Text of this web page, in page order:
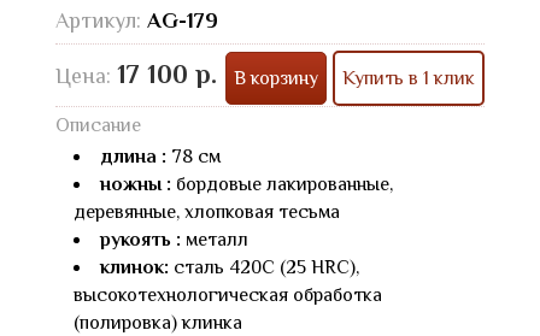
Артикул: AG-179
Цена: 17 100 р. В корзину Купить в 1 клик
Описание
длина : 78 см
ножны : бордовые лакированные,
деревянные, хлопковая тесьма
рукоять : металл
клинок: сталь 420С (25 HRC),
высокотехнологическая обработка
(полировка) клинка